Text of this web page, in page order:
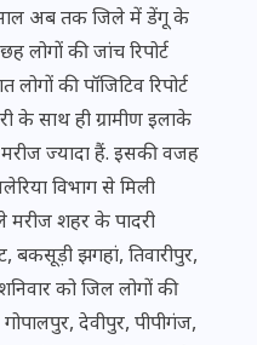
अब तक जिले में डेंगू के
लोगों की जांच रिपोर्ट
की पॉजिटिव रिपोर्ट
साथ ही ग्रामीण इलाके
ज्यादा हैं. इसकी वजह
विभाग से मिली
मरीज शहर के पादरी
बकसूड़ी झगहां, तिवारीपुर,
को जिल लोगों की
गोपालपुर, देवीपुर, पीपीगंज,